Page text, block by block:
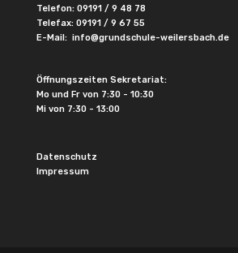
Telefon: 09191 / 9 48 78
Telefax: 09191 / 9 67 55
E-Mail: info@grundschule-weilersbach.de
Öffnungszeiten Sekretariat:
Mo und Fr von 7:30 - 10:30
Mi von 7:30 - 13:00
Datenschutz
Impressum